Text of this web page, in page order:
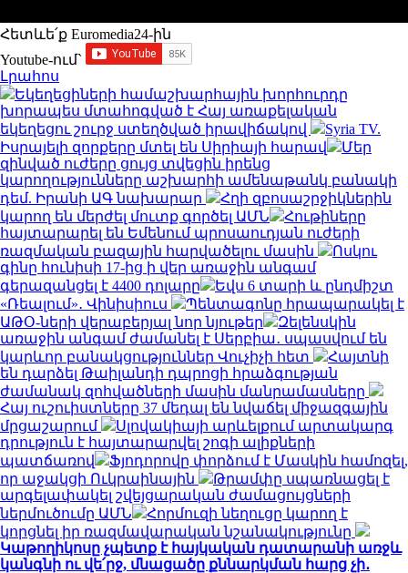
Հետևե՛ք Euromedia24-ին
Youtube-ում`
Լրահոս
Եկեղեցիների համաշխարհային խորհուրդը
խորապես մտահոգված է Հայ առաքելական
եկեղեցու շուրջ ստեղծված իրավիճակով
Syria TV.
Իսրայելի զորքերը մտել են Սիրիայի հարավ
Մեր
զինված ուժերը ցույց տվեցին իրենց
կարողությունները աշխարհի ամենաթանկ բանակի
դեմ. Իրանի ԱԳ նախարար
Հղի զբոսաշրջիկներին
կարող են մերժել մուտք գործել ԱՄՆ
Հութիները
հայտարարել են Եմենում պրոսաուդյան ուժերի
ռազմական բազային հարվածելու մասին
Ոսկու
գինը հունիսի 17-ից ի վեր առաջին անգամ
գերազանցել է 4400 դոլարը
Եվս 6 տարի և ընդմիշտ
«Ռեալում»․ Վինիսիուս
Պենտագոնը հրապարակել է
ԱԹՕ-ների վերաբերյալ նոր նյութեր
Զելենսկին
առաջին անգամ ժամանել է Սերբիա․ սպասվում են
կարևոր բանակցություններ Վուչիչի հետ
Հայտնի
են դարձել Թաիլանդի դպրոցի հրաձգության
ժամանակ զոհվածների մասին մանրամասները
Հայ ուշուիստները 37 մեդալ են նվաճել միջազգային
մրցաշարում
Սլովակիայի արևելքում արտակարգ
դրություն է հայտարարվել շոգի ալիքների
պատճառով
Ֆյոդորովը փորձում է Մասկին համոզել,
որ աջակցի Ուկրաինային
Թրամփը սպառնացել է
արգելափակել շվեյցարական ժամացույցների
ներմուծումը ԱՄՆ
Հորմուզի նեղուցը կարող է
կորցնել իր ռազմավարական նշանակությունը
Կաթողիկոսը չպետք է հայկական դատարանի առջև
կանգնի ու վե՛րջ, մնացածը քննարկման հարց չի․